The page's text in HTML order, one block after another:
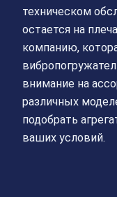
техническом
остается на
компанию,
внимание на
различных
подобрать
ваших условий.